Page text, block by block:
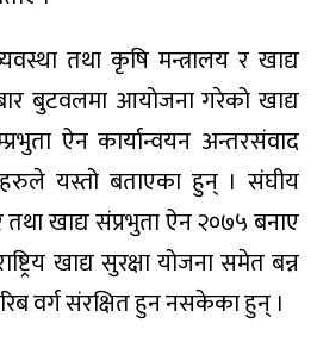
तथा कृषि मन्त्रालय र खाद्य
बुटवलमा आयोजना गरेको खाद्य
ऐन कार्यान्वयन अन्तरसंवाद
यस्तो बताएका हुन् । संघीय
खाद्य संप्रभुता ऐन २०७५ बनाए
खाद्य सुरक्षा योजना समेत बन्न
वर्ग संरक्षित हुन नसकेका हुन् ।